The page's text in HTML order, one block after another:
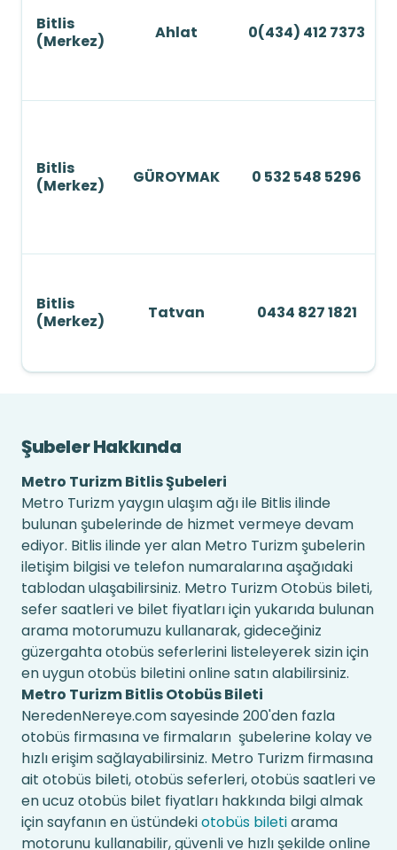
Bitlis
(Merkez)
Ahlat 0(434) 412 7373
Bitlis
(Merkez)
GÜROYMAK 0 532 548 5296
Bitlis
(Merkez)
Tatvan 0434 827 1821
Şubeler Hakkında
Metro Turizm Bitlis Şubeleri
Metro Turizm yaygın ulaşım ağı ile Bitlis ilinde
bulunan şubelerinde de hizmet vermeye devam
ediyor. Bitlis ilinde yer alan Metro Turizm şubelerin
iletişim bilgisi ve telefon numaralarına aşağıdaki
tablodan ulaşabilirsiniz. Metro Turizm Otobüs bileti,
sefer saatleri ve bilet fiyatları için yukarıda bulunan
arama motorumuzu kullanarak, gideceğiniz
güzergahta otobüs seferlerini listeleyerek sizin için
en uygun otobüs biletini online satın alabilirsiniz.
Metro Turizm Bitlis Otobüs Bileti
NeredenNereye.com sayesinde 200'den fazla
otobüs firmasına ve firmaların şubelerine kolay ve
hızlı erişim sağlayabilirsiniz. Metro Turizm firmasına
ait otobüs bileti, otobüs seferleri, otobüs saatleri ve
en ucuz otobüs bilet fiyatları hakkında bilgi almak
için sayfanın en üstündekiotobüs biletiarama
motorunu kullanabilir, güvenli ve hızlı şekilde online